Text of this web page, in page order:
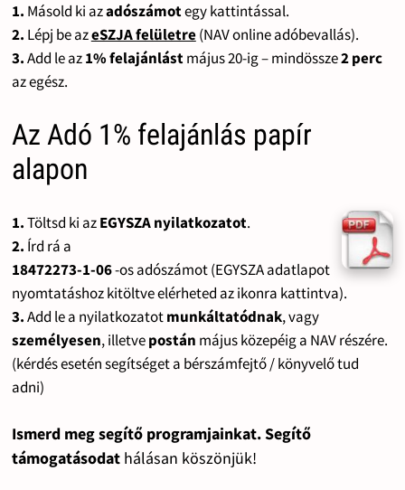
1. Másold ki azadószámotegy kattintással.
2. Lépj be azeSZJA felületre(NAV online adóbevallás).
3.Add le az1% felajánlástmájus 20-ig – mindössze2 perc
az egész.
Az Adó 1% felajánlás papír
alapon
1.Töltsd ki azEGYSZA nyilatkozatot.
2. Írd rá a
18472273-1-06-os adószámot (EGYSZA adatlapot
nyomtatáshoz kitöltve elérheted az ikonra kattintva).
3.Add le a nyilatkozatotmunkáltatódnak, vagy
személyesen, illetvepostán május közepéig a NAV részére.
(kérdés esetén segítséget a bérszámfejtő / könyvelő tud
adni)
Ismerd meg segítő programjainkat. Segítő
támogatásodat hálásan köszönjük!